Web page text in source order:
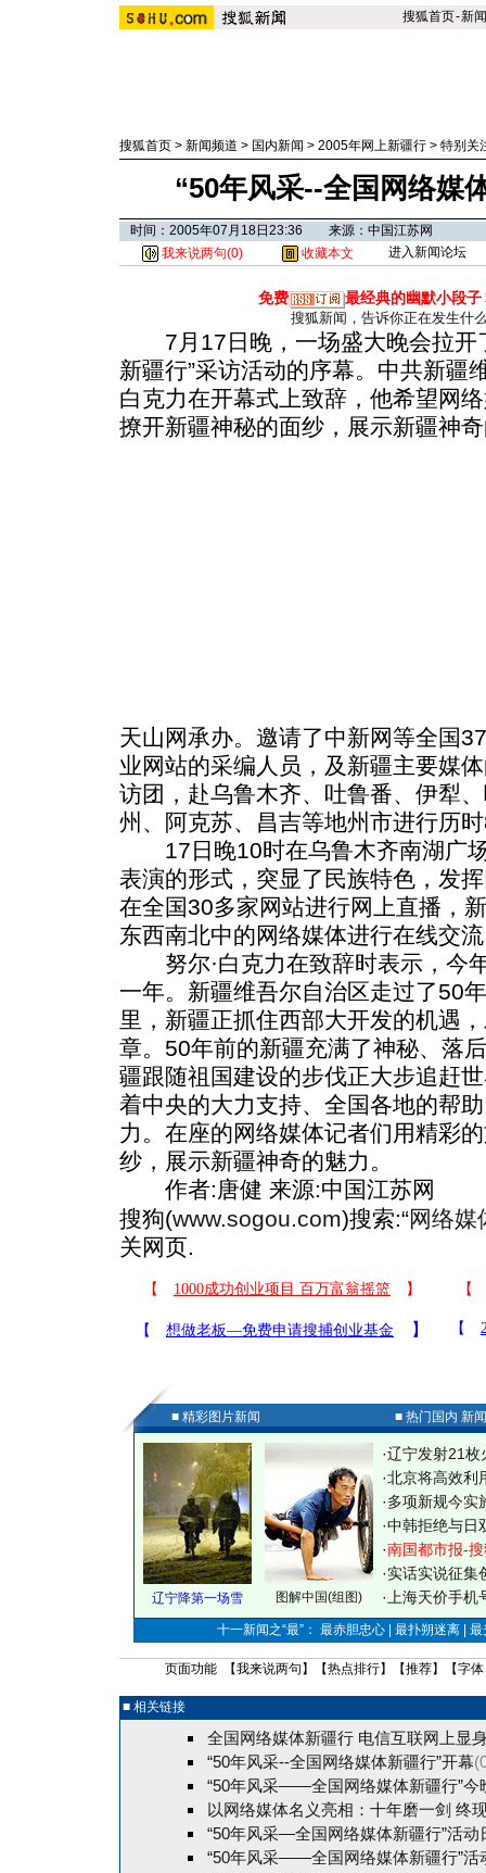
搜狐首页-新闻
搜狐首页 > 新闻频道 > 国内新闻 > 2005年网上新疆行 > 特别关
“50年风采--全国网络媒
时间：2005年07月18日23:36 来源：中国江苏网
我来说两句(0) 收藏本文 进入新闻论坛
免费 最经典的幽默小段子
搜狐新闻，告诉你正在发生什
7月17日晚，一场盛大晚会拉开
新疆行”采访活动的序幕。中共新疆
白克力在开幕式上致辞，他希望网
撩开新疆神秘的面纱，展示新疆神
天山网承办。邀请了中新网等全国
业网站的采编人员，及新疆主要媒
访团，赴乌鲁木齐、吐鲁番、伊犁
州、阿克苏、昌吉等地州市进行历
17日晚10时在乌鲁木齐南湖广场
表演的形式，突显了民族特色，发
在全国30多家网站进行网上直播，
东西南北中的网络媒体进行在线交
努尔·白克力在致辞时表示，今
一年。新疆维吾尔自治区走过了50
里，新疆正抓住西部大开发的机遇
章。50年前的新疆充满了神秘、落
疆跟随祖国建设的步伐正大步追赶
着中央的大力支持、全国各地的帮
力。在座的网络媒体记者们用精彩
纱，展示新疆神奇的魅力。
作者:唐健 来源:中国江苏网
搜狗(www.sogou.com)搜索:“网络媒
关网页.
■ 精彩图片新闻 ■ 热门国内 新
辽宁降第一场雪 图解中国(组图)
·辽宁发射21枚
·北京将高效利
·多项新规今实
·中韩拒绝与日
·南国都市报-
·实话实说征集
· 上海天价手
十一新闻之“最”： 最赤胆忠心 | 最扑朔迷离 |
页面功能 【我来说两句 】【热点排行】【推荐】【字体
■ 相关链接
全国网络媒体新疆行 电信互联网上显
“50年风采--全国网络媒体新疆行”开幕
“50年风采——全国网络媒体新疆行”今
以网络媒体名义亮相：十年磨一剑 终
“50年风采—全国网络媒体新疆行”活动
“50年风采——全国网络媒体新疆行”活